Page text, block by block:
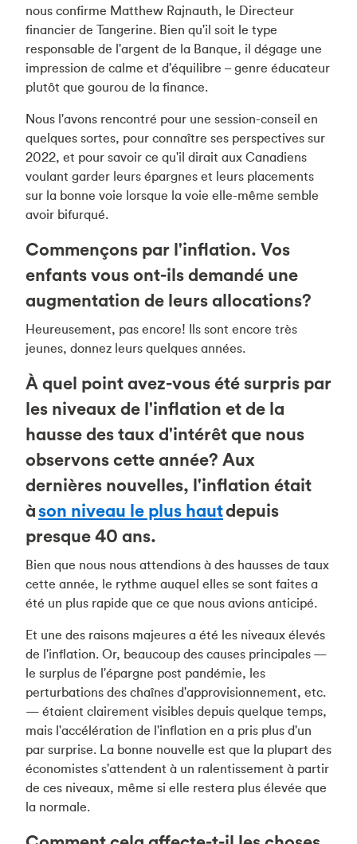
nous confirme Matthew Rajnauth, le Directeur
financier de Tangerine. Bien qu'il soit le type
responsable de l'argent de la Banque, il dégage une
impression de calme et d'équilibre – genre éducateur
plutôt que gourou de la finance.
Nous l'avons rencontré pour une session-conseil en
quelques sortes, pour connaître ses perspectives sur
2022, et pour savoir ce qu'il dirait aux Canadiens
voulant garder leurs épargnes et leurs placements
sur la bonne voie lorsque la voie elle-même semble
avoir bifurqué.
Commençons par l'inflation. Vos
enfants vous ont-ils demandé une
augmentation de leurs allocations?
Heureusement, pas encore! Ils sont encore très
jeunes, donnez leurs quelques années.
À quel point avez-vous été surpris par
les niveaux de l'inflation et de la
hausse des taux d'intérêt que nous
observons cette année? Aux
dernières nouvelles, l'inflation était
àson niveau le plus hautdepuis
presque 40 ans.
Bien que nous nous attendions à des hausses de taux
cette année, le rythme auquel elles se sont faites a
été un plus rapide que ce que nous avions anticipé.
Et une des raisons majeures a été les niveaux élevés
de l'inflation. Or, beaucoup des causes principales —
le surplus de l'épargne post pandémie, les
perturbations des chaînes d'approvisionnement, etc.
— étaient clairement visibles depuis quelque temps,
mais l'accélération de l'inflation en a pris plus d'un
par surprise. La bonne nouvelle est que la plupart des
économistes s'attendent à un ralentissement à partir
de ces niveaux, même si elle restera plus élevée que
la normale.